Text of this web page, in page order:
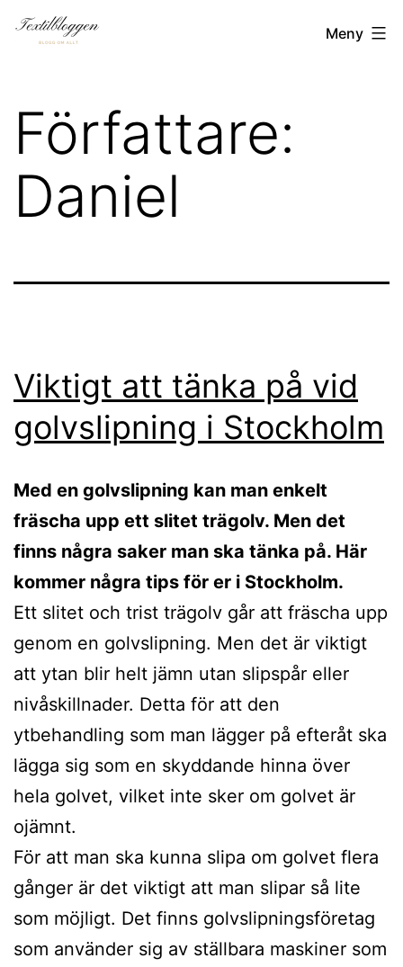
Hoppa
Textilbloggen.se Meny
Författare:
Daniel
Viktigt att tänka på vid
golvslipning i Stockholm
Med en golvslipning kan man enkelt
fräscha upp ett slitet trägolv. Men det
finns några saker man ska tänka på. Här
kommer några tips för er i Stockholm.
Ett slitet och trist trägolv går att fräscha upp
genom en golvslipning. Men det är viktigt
att ytan blir helt jämn utan slipspår eller
nivåskillnader. Detta för att den
ytbehandling som man lägger på efteråt ska
lägga sig som en skyddande hinna över
hela golvet, vilket inte sker om golvet är
ojämnt.
För att man ska kunna slipa om golvet flera
gånger är det viktigt att man slipar så lite
som möjligt. Det finns golvslipningsföretag
som använder sig av ställbara maskiner som